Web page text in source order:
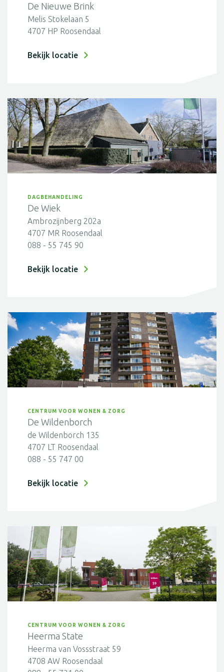
De Nieuwe Brink
Melis Stokelaan 5
4707 HP Roosendaal
Bekijk locatie
DAGBEHANDELING
De Wiek
Ambrozijnberg 202a
4707 MR Roosendaal
088 - 55 745 90
Bekijk locatie
CENTRUM VOOR WONEN & ZORG
De Wildenborch
de Wildenborch 135
4707 LT Roosendaal
088 - 55 747 00
Bekijk locatie
CENTRUM VOOR WONEN & ZORG
Heerma State
Heerma van Vossstraat 59
4708 AW Roosendaal